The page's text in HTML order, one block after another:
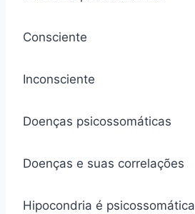
Consciente
Inconsciente
Doenças psicossomáticas
Doenças e suas correlações
Hipocondria é psicossomática